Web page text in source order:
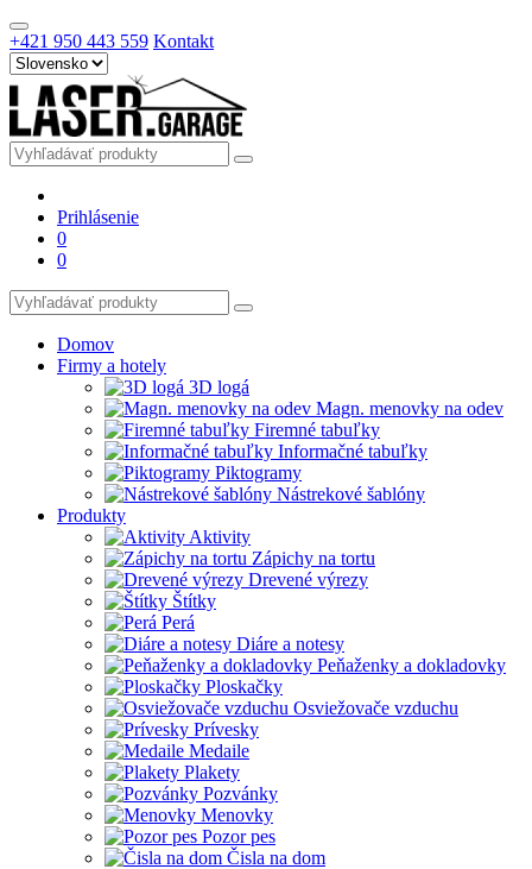
+421 950 443 559 Kontakt
Prihlásenie
0
0
Domov
Firmy a hotely
3D logá
Magn. menovky na odev
Firemné tabuľky
Informačné tabuľky
Piktogramy
Nástrekové šablóny
Produkty
Aktivity
Zápichy na tortu
Drevené výrezy
Štítky
Perá
Diáre a notesy
Peňaženky a dokladovky
Ploskačky
Osviežovače vzduchu
Prívesky
Medaile
Plakety
Pozvánky
Menovky
Pozor pes
Čisla na dom